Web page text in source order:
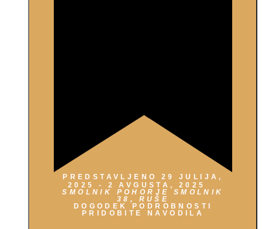
PREDSTAVLJENO
29 JULIJA,
2025
- 2 AVGUSTA, 2025
SMOLNIK POHORJE SMOLNIK
38, RUŠE
DOGODEK PODROBNOSTI
PRIDOBITE NAVODILA